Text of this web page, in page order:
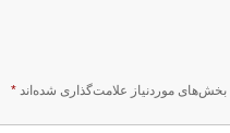
بخش‌های موردنیاز علامت‌گذاری شده‌اند *